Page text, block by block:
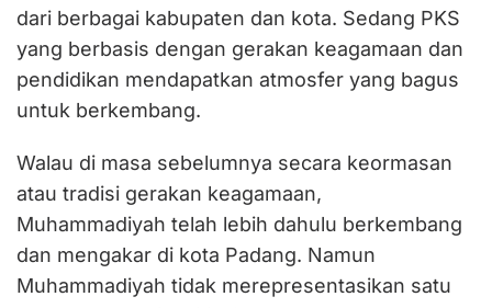
dari berbagai kabupaten dan kota. Sedang PKS
yang berbasis dengan gerakan keagamaan dan
pendidikan mendapatkan atmosfer yang bagus
untuk berkembang.
Walau di masa sebelumnya secara keormasan
atau tradisi gerakan keagamaan,
Muhammadiyah telah lebih dahulu berkembang
dan mengakar di kota Padang. Namun
Muhammadiyah tidak merepresentasikan satu